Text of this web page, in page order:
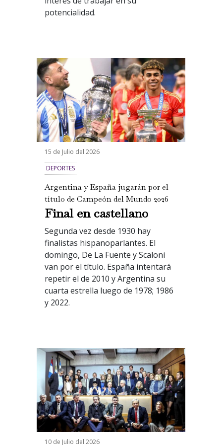
potencialidad.
15 de Julio del 2026
DEPORTES
Argentina y España jugarán por el
título de Campeón del Mundo 2026
Final en castellano
Segunda vez desde 1930 hay
finalistas hispanoparlantes. El
domingo, De La Fuente y Scaloni
van por el título. España intentará
repetir el de 2010 y Argentina su
cuarta estrella luego de 1978; 1986
y 2022.
10 de Julio del 2026